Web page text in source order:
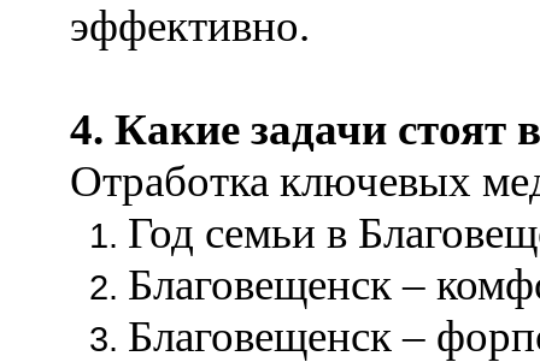
эффективно.
4. Какие задачи стоят
Отработка ключевых
Год семьи в
Благовещенск–
Благовещенск–